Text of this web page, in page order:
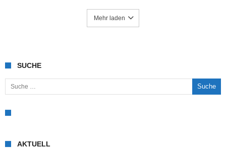
Mehr laden
SUCHE
Suche nach:
AKTUELL